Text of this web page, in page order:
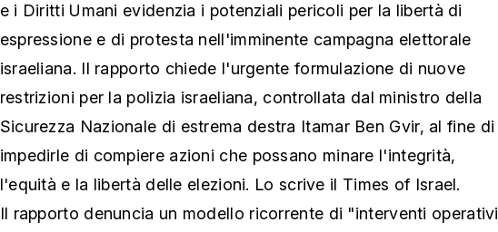
e i Diritti Umani evidenzia i potenziali pericoli per la libertà di
espressione e di protesta nell'imminente campagna elettorale
israeliana. Il rapporto chiede l'urgente formulazione di nuove
restrizioni per la polizia israeliana, controllata dal ministro della
Sicurezza Nazionale di estrema destra Itamar Ben Gvir, al fine di
impedirle di compiere azioni che possano minare l'integrità,
l'equità e la libertà delle elezioni. Lo scrive il Times of Israel.
Il rapporto denuncia un modello ricorrente di "interventi operativi